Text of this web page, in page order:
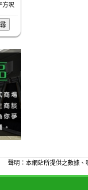
方呎
聲明：本網站所提供之數據、